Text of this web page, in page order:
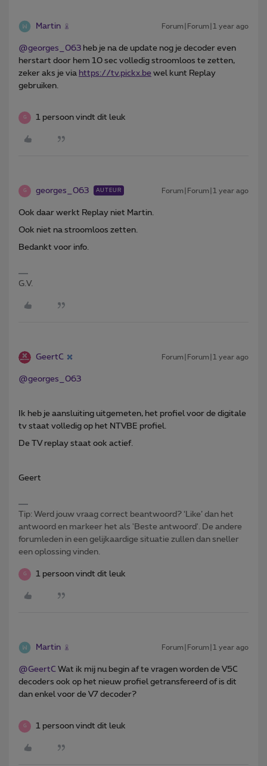
Martin Forum|Forum|1 year ago
@georges_063 heb je na de update nog je decoder even
herstart door hem 10 sec volledig stroomloos te zetten,
zeker aks je via https://tv.pickx.be wel kunt Replay
gebruiken.
G 1 persoon vindt dit leuk
G georges_063 AUTEUR Forum|Forum|1 year ago
Ook daar werkt Replay niet Martin.
Ook niet na stroomloos zetten.
Bedankt voor info.
G.V.
GeertC Forum|Forum|1 year ago
@georges_063
Ik heb je aansluiting uitgemeten, het profiel voor de digitale
tv staat volledig op het NTVBE profiel.
De TV replay staat ook actief.
Geert
Tip: Werd jouw vraag correct beantwoord? ‘Like’ dan het
antwoord en markeer het als 'Beste antwoord'. De andere
forumleden in een gelijkaardige situatie zullen dan sneller
een oplossing vinden.
G 1 persoon vindt dit leuk
Martin Forum|Forum|1 year ago
@GeertC Wat ik mij nu begin af te vragen worden de V5C
decoders ook op het nieuw profiel getransfereerd of is dit
dan enkel voor de V7 decoder?
G 1 persoon vindt dit leuk